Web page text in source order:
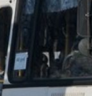
маршрута
Об
Наталья
Евона